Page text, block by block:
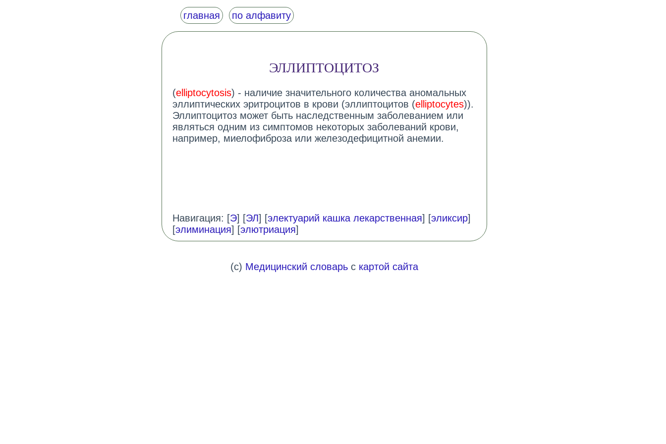
главная по алфавиту
ЭЛЛИПТОЦИТОЗ
(elliptocytosis) - наличие значительного количества аномальных
эллиптических эритроцитов в крови (эллиптоцитов (elliptocytes)).
Эллиптоцитоз может быть наследственным заболеванием или
являться одним из симптомов некоторых заболеваний крови,
например, миелофиброза или железодефицитной анемии.
Навигация: [Э] [ЭЛ] [электуарий кашка лекарственная] [эликсир]
[элиминация] [элютриация]
(c) Медицинский словарьс картой сайта